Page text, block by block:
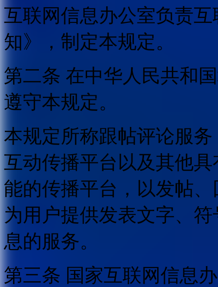
互联网信息办公室负责
知》，制定本规定。
第二条 在中华人民共和
遵守本规定。
本规定所称跟帖评论服
互动传播平台以及其他
能的传播平台，以发帖
为用户提供发表文字、
息的服务。
第三条 国家互联网信息